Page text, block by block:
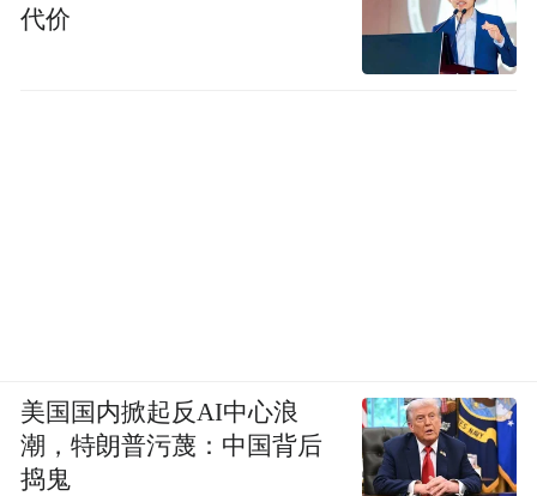
代价
美国国内掀起反AI中心浪
潮，特朗普污蔑：中国背后
捣鬼